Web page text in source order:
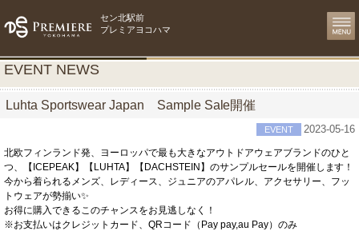
セン北駅前
プレミアヨコハマ
EVENT NEWS
Luhta Sportswear Japan Sample Sale開催
EVENT 2023-05-16
北欧フィンランド発、ヨーロッパで最も大きなアウトドアウェアブランドのひと
つ、【ICEPEAK】【LUHTA】【DACHSTEIN】のサンプルセールを開催します！
今から着られるメンズ、レディース、ジュニアのアパレル、アクセサリー、フッ
トウェアが勢揃い✨
お得に購入できるこのチャンスをお見逃しなく！
※お支払いはクレジットカード、QRコード（Pay pay,au Pay）のみ